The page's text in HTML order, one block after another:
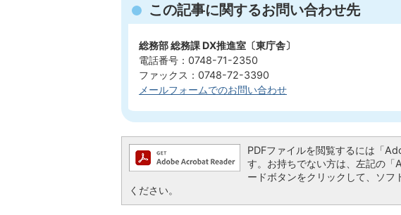
この記事に関するお問い合わせ先
総務部 総務課 DX推進室〔東庁舎〕
電話番号：0748-71-2350
ファックス：0748-72-3390
メールフォームでのお問い合わせ
PDFファイルを閲覧するには「
す。お持ちでない方は、左記の
ードボタンをクリックして、ソフ
ください。